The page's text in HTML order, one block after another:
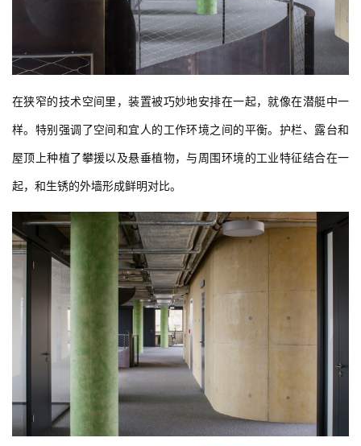
在狭窄的技术空间里，装置被巧妙地安排在一起，就像在潜艇中一
样。特别强调了空间和宜人的工作环境之间的平衡。护栏、露台和
屋顶上种植了攀援以及悬垂植物，与周围环境的工业特征结合在一
起，和生锈的外墙形成鲜明对比。